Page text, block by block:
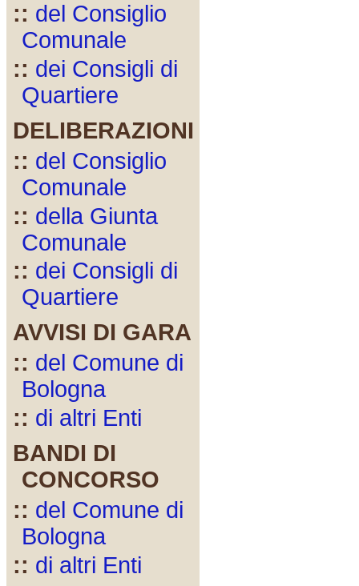
:: del Consiglio
Comunale
:: dei Consigli di
Quartiere
DELIBERAZIONI
:: del Consiglio
Comunale
:: della Giunta
Comunale
:: dei Consigli di
Quartiere
AVVISI DI GARA
:: del Comune di
Bologna
:: di altri Enti
BANDI DI
CONCORSO
:: del Comune di
Bologna
:: di altri Enti